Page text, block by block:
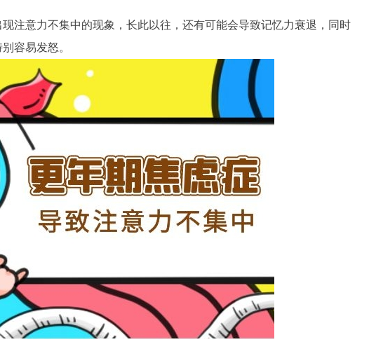
注意力不集中的现象，长此以往，还有可能会导致记忆力衰退，同时
容易发怒。